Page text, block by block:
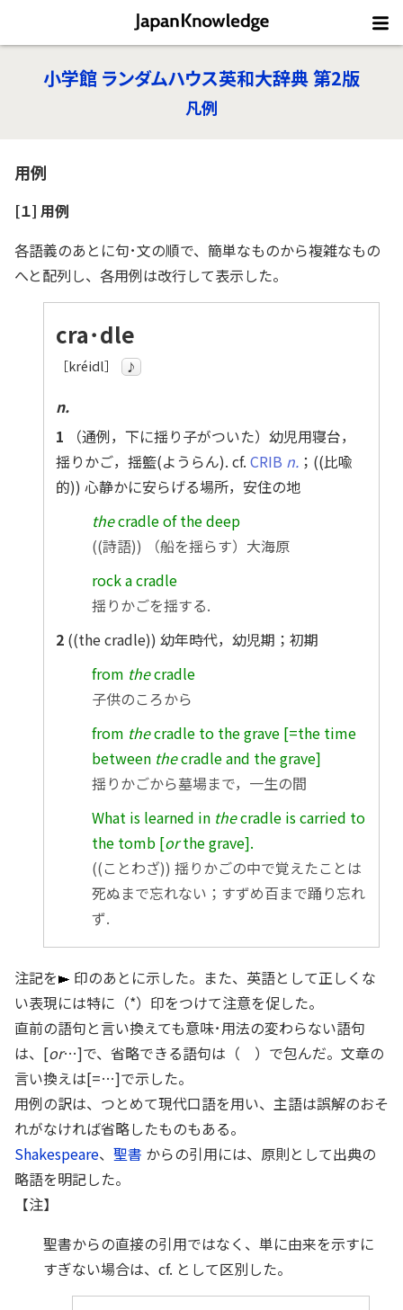
小学館 ランダムハウス英和大辞典 第2版
凡例
用例
[１] 用例
各語義のあとに句･文の順で、簡単なものから複雑なもの
へと配列し、各用例は改行して表示した。
cra･dle
［kréidl］ ♪
n.
1 （通例，下に揺り子がついた）幼児用寝台，
揺りかご，揺籃(ようらん). cf. CRIB n.；((比喩
的)) 心静かに安らげる場所，安住の地
thecradle of the deep
((詩語)) （船を揺らす）大海原
rock a cradle
揺りかごを揺する.
2((the cradle)) 幼年時代，幼児期；初期
from thecradle
子供のころから
from thecradle to the grave [=the time
between thecradle and the grave]
揺りかごから墓場まで，一生の間
What is learned in thecradle is carried to
the tomb [orthe grave].
((ことわざ)) 揺りかごの中で覚えたことは
死ぬまで忘れない；すずめ百まで踊り忘れ
ず.
注記を
印のあとに示した。また、英語として正しくな
い表現には特に（*）印をつけて注意を促した。
直前の語句と言い換えても意味･用法の変わらない語句
は、[or…]で、省略できる語句は（ ）で包んだ。文章の
言い換えは[=…]で示した。
用例の訳は、つとめて現代口語を用い、主語は誤解のおそ
れがなければ省略したものもある。
Shakespeare、 聖書 からの引用には、原則として出典の
略語を明記した。
【注】
聖書からの直接の引用ではなく、単に由来を示すに
すぎない場合は、cf. として区別した。